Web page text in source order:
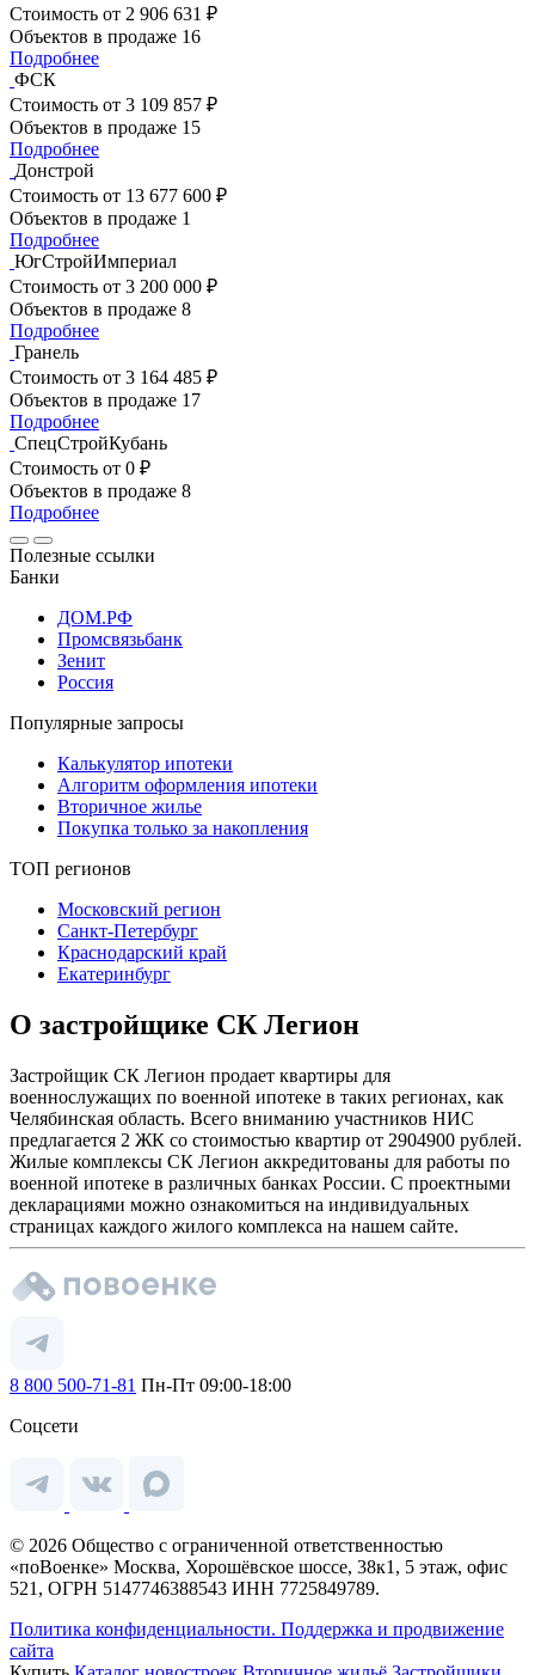
Стоимость от 2 906 631 ₽
Объектов в продаже 16
Подробнее
ФСК
Стоимость от 3 109 857 ₽
Объектов в продаже 15
Подробнее
Донстрой
Стоимость от 13 677 600 ₽
Объектов в продаже 1
Подробнее
ЮгСтройИмпериал
Стоимость от 3 200 000 ₽
Объектов в продаже 8
Подробнее
Гранель
Стоимость от 3 164 485 ₽
Объектов в продаже 17
Подробнее
СпецСтройКубань
Стоимость от 0 ₽
Объектов в продаже 8
Подробнее
Полезные ссылки
Банки
ДОМ.РФ
Промсвязьбанк
Зенит
Россия
Популярные запросы
Калькулятор ипотеки
Алгоритм оформления ипотеки
Вторичное жилье
Покупка только за накопления
ТОП регионов
Московский регион
Санкт-Петербург
Краснодарский край
Екатеринбург
О застройщике СК Легион
Застройщик СК Легион продает квартиры для
военнослужащих по военной ипотеке в таких регионах, как
Челябинская область. Всего вниманию участников НИС
предлагается 2 ЖК со стоимостью квартир от 2904900 рублей.
Жилые комплексы СК Легион аккредитованы для работы по
военной ипотеке в различных банках России. С проектными
декларациями можно ознакомиться на индивидуальных
страницах каждого жилого комплекса на нашем сайте.
8 800 500-71-81 Пн-Пт 09:00-18:00
Соцсети
© 2026 Общество с ограниченной ответственностью
«поВоенке» Москва, Хорошёвское шоссе, 38к1, 5 этаж, офис
521, ОГРН 5147746388543 ИНН 7725849789.
Политика конфиденциальности. Поддержка и продвижение
сайта